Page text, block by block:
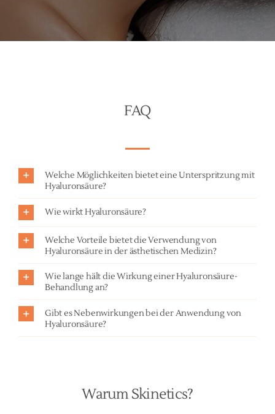
FAQ
Welche Möglichkeiten bietet eine Unterspritzung mit
Hyaluronsäure?
Wie wirkt Hyaluronsäure?
Welche Vorteile bietet die Verwendung von
Hyaluronsäure in der ästhetischen Medizin?
Wie lange hält die Wirkung einer Hyaluronsäure-
Behandlung an?
Gibt es Nebenwirkungen bei der Anwendung von
Hyaluronsäure?
Warum Skinetics?